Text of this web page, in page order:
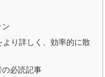
り詳しく、効率的に散
必読記事